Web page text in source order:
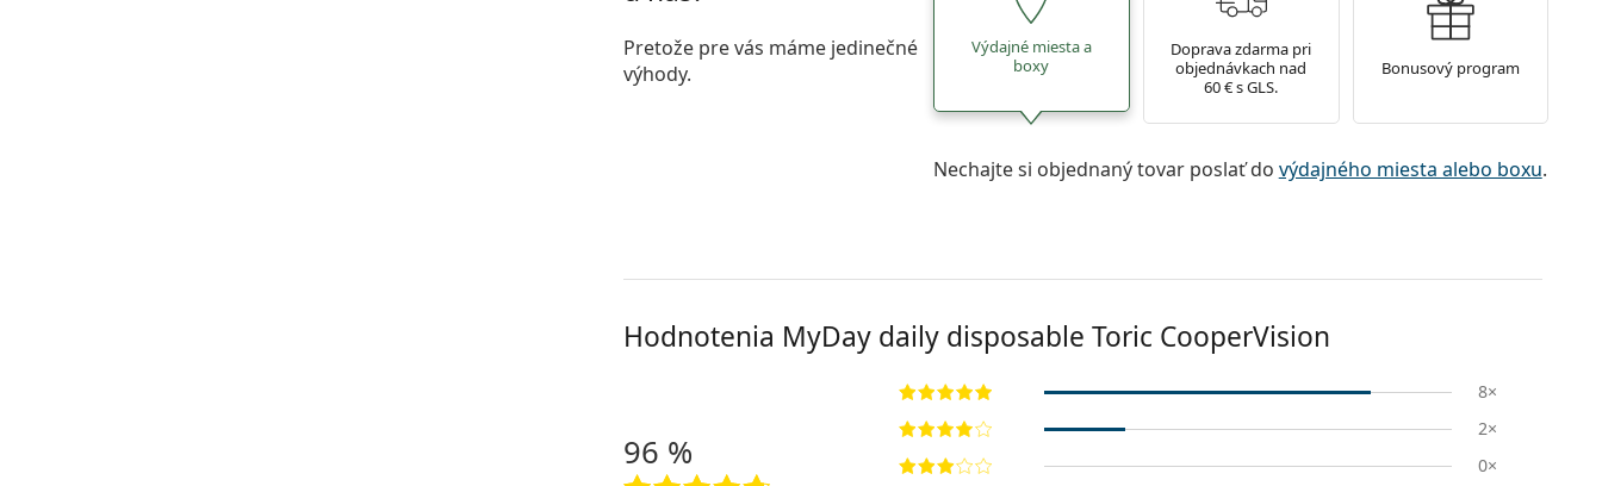
Pretože pre vás máme jedinečné
výhody.
Výdajné miesta a
boxy
Doprava zdarma pri
objednávkach nad
60 € s GLS.
Bonusový program
Nechajte si objednaný tovar poslať do výdajného miesta alebo boxu.
Hodnotenia MyDay daily disposable Toric CooperVision
96 %
8×
2×
0×